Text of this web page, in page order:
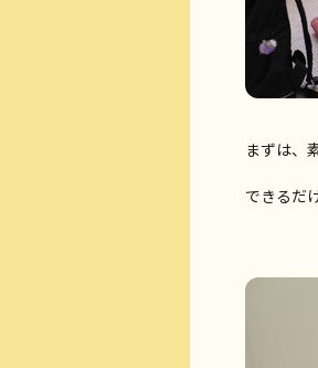
まずは、
できるだ